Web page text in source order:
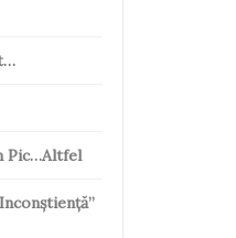
Pic…altfel